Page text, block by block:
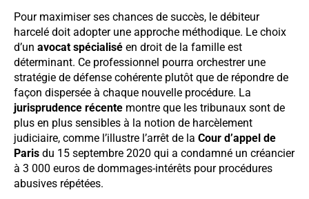
Pour maximiser ses chances de succès, le débiteur
harcelé doit adopter une approche méthodique. Le choix
d’un avocat spécialisé en droit de la famille est
déterminant. Ce professionnel pourra orchestrer une
stratégie de défense cohérente plutôt que de répondre de
façon dispersée à chaque nouvelle procédure. La
jurisprudence récente montre que les tribunaux sont de
plus en plus sensibles à la notion de harcèlement
judiciaire, comme l’illustre l’arrêt de la Cour d’appel de
Paris du 15 septembre 2020 qui a condamné un créancier
à 3 000 euros de dommages-intérêts pour procédures
abusives répétées.